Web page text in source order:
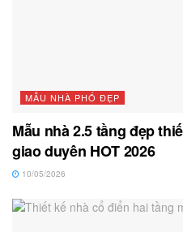
MẪU NHÀ PHỐ ĐẸP
Mẫu nhà 2.5 tầng đẹp
giao duyên HOT 2026
10/05/2026